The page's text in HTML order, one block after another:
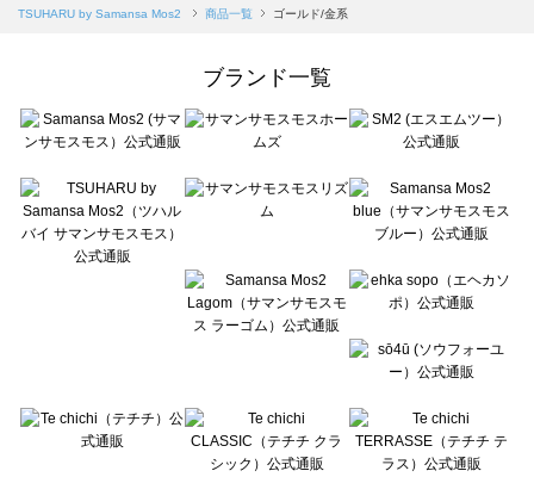
Samansa Mos2 blue（サマンサモスモス ブルー）の一覧
Te chichi（テチチ）の一覧
Te chichi CLASSIC（テチチ クラシック）の一覧
Lugnoncure（ルノンキュール）の一覧
BETTY'S BLUE（べティーズブルー）の一覧
Wpc.（ワールドパーティー）の一覧
TSUHARU by Samansa Mos2 商品一覧 ゴールド/金系
ブランド一覧